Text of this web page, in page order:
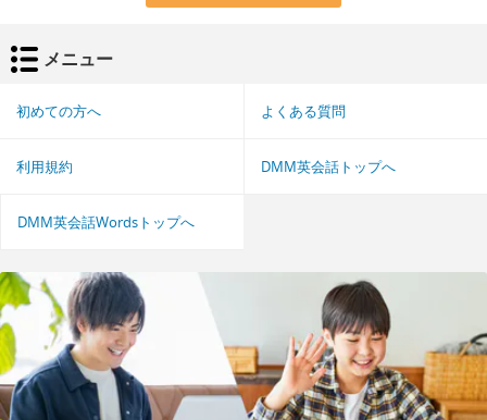
メニュー
初めての方へ よくある質問
利用規約 DMM英会話トップへ
DMM英会話Wordsトップへ